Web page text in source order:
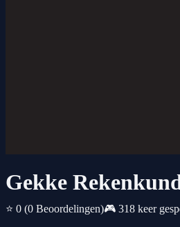
Gekke
⭐ 0 (0 Beoordelingen)🎮 318 keer